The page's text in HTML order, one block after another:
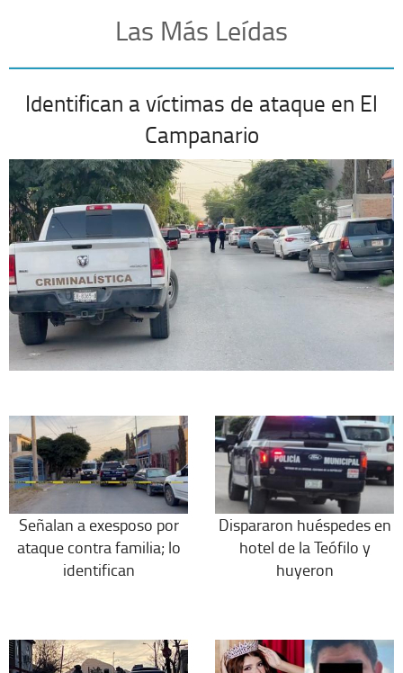
Las Más Leídas
Identifican a víctimas de ataque en El
Campanario
Señalan a exesposo por
ataque contra familia; lo
identifican
Dispararon huéspedes en
hotel de la Teófilo y
huyeron